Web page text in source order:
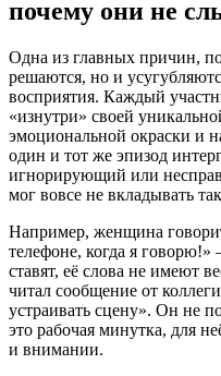
почему они не
Одна из главных причин,
решаются, но и
восприятия. Каждый
«изнутри» своей
эмоциональной окраски и
один и тот же эпизод
игнорирующий или
мог вовсе не вкладывать
Например, женщина
телефоне, когда я говорю!»
ставят, её слова не имеют
читал сообщение от
устраивать сцену». Он не
это рабочая минутка, для
и внимании.